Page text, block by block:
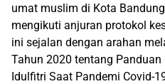
umat muslim di Kota
mengikuti anjuran protokol
ini sejalan dengan arahan
Tahun 2020 tentang
Idulfitri Saat Pandemi Covid-